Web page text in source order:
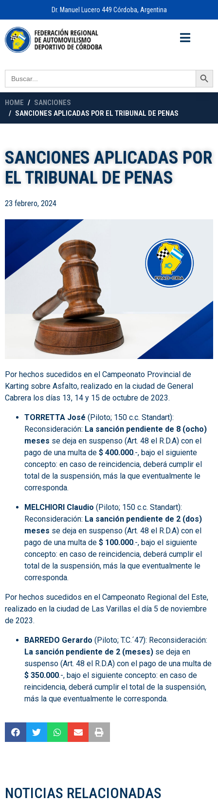
Dr. Manuel Lucero 449 Córdoba, Argentina
Search
for:
Search Button
HOME
SANCIONES
SANCIONES APLICADAS POR EL TRIBUNAL DE PENAS
SANCIONES APLICADAS POR
EL TRIBUNAL DE PENAS
23 febrero, 2024
Por hechos sucedidos en el Campeonato Provincial de
Karting sobre Asfalto, realizado en la ciudad de General
Cabrera los días 13, 14 y 15 de octubre de 2023.
TORRETTA José (Piloto; 150 c.c. Standart):
Reconsideración: La sanción pendiente de 8 (ocho)
meses se deja en suspenso (Art. 48 el R.D.A) con el
pago de una multa de $ 400.000.-, bajo el siguiente
concepto: en caso de reincidencia, deberá cumplir el
total de la suspensión, más la que eventualmente le
corresponda.
MELCHIORI Claudio (Piloto; 150 c.c. Standart):
Reconsideración: La sanción pendiente de 2 (dos)
meses se deja en suspenso (Art. 48 el R.D.A) con el
pago de una multa de $ 100.000.-, bajo el siguiente
concepto: en caso de reincidencia, deberá cumplir el
total de la suspensión, más la que eventualmente le
corresponda.
Por hechos sucedidos en el Campeonato Regional del Este,
realizado en la ciudad de Las Varillas el día 5 de noviembre
de 2023.
BARREDO Gerardo (Piloto; T.C.´47): Reconsideración:
La sanción pendiente de 2 (meses) se deja en
suspenso (Art. 48 el R.D.A) con el pago de una multa de
$ 350.000.-, bajo el siguiente concepto: en caso de
reincidencia, deberá cumplir el total de la suspensión,
más la que eventualmente le corresponda.
NOTICIAS RELACIONADAS